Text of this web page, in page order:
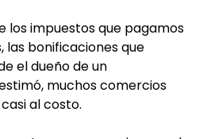
los impuestos que pagamos
las bonificaciones que
el dueño de un
muchos comercios
al costo.